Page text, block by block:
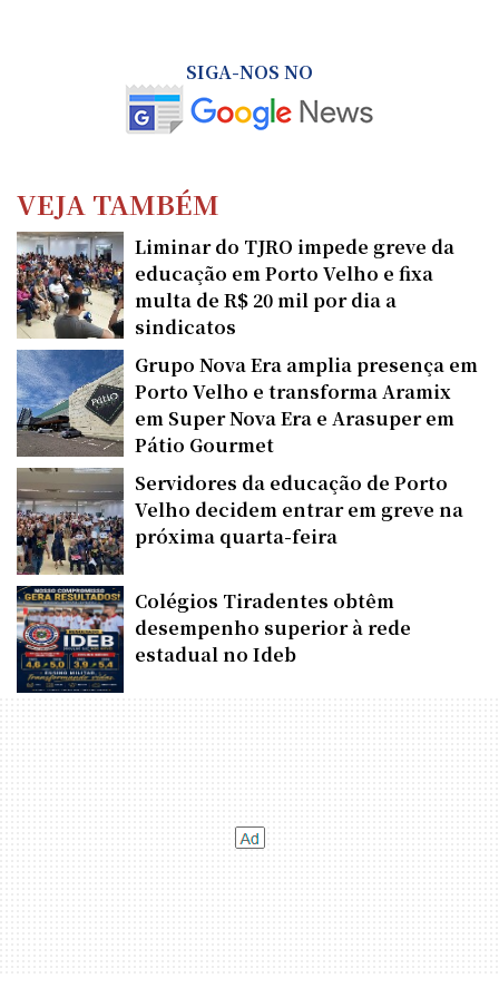
SIGA-NOS NO
VEJA TAMBÉM
Liminar do TJRO impede greve da
educação em Porto Velho e fixa
multa de R$ 20 mil por dia a
sindicatos
Grupo Nova Era amplia presença em
Porto Velho e transforma Aramix
em Super Nova Era e Arasuper em
Pátio Gourmet
Servidores da educação de Porto
Velho decidem entrar em greve na
próxima quarta-feira
Colégios Tiradentes obtêm
desempenho superior à rede
estadual no Ideb